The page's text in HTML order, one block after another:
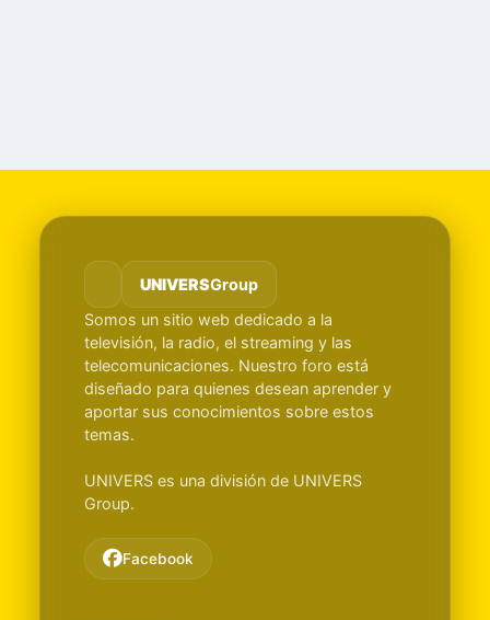
UNIVERSGroup
Somos un sitio web dedicado a la
televisión, la radio, el streaming y las
telecomunicaciones. Nuestro foro está
diseñado para quienes desean aprender y
aportar sus conocimientos sobre estos
temas.
UNIVERS es una división de UNIVERS
Group.
Facebook